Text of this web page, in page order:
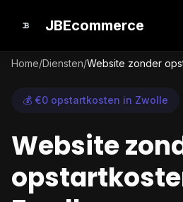
JBEcommerce
Home/Diensten/Website zonder
💰 €0 opstartkosten in Zwolle
Website